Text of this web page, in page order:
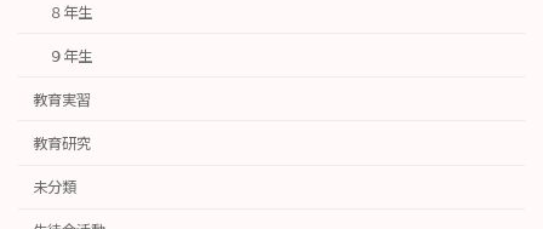
８年生
９年生
教育実習
教育研究
未分類